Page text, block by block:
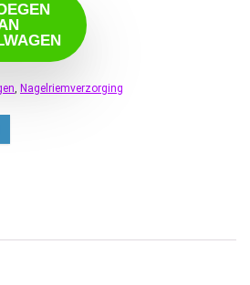
, Nagelriemverzorging